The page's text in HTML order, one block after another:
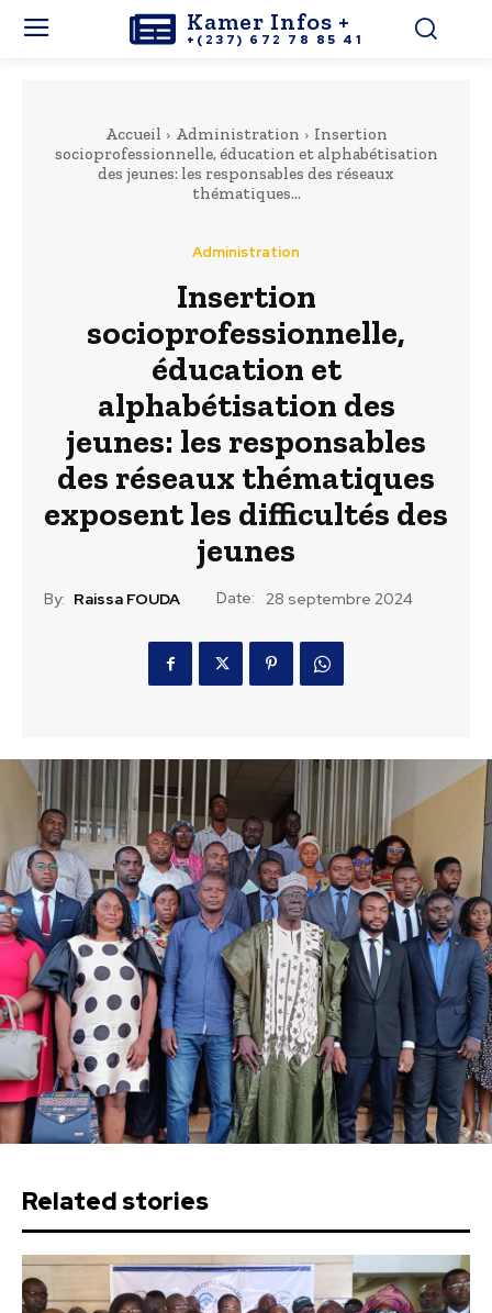
Kamer Infos +
+(237) 672 78 85 41
Accueil Administration
Insertion
socioprofessionnelle, éducation et alphabétisation
des jeunes: les responsables des réseaux
thématiques...
Administration
Insertion
socioprofessionnelle,
éducation et
alphabétisation des
jeunes: les responsables
des réseaux thématiques
exposent les difficultés des
jeunes
By: Raissa FOUDA Date: 28 septembre 2024
Related stories